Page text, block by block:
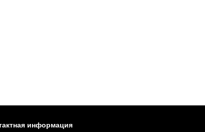
информация